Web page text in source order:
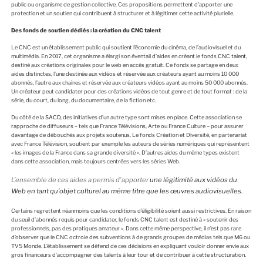
public ou organisme de gestion collective. Ces propositions permettent d’apporter une
protection et un soutien qui contribuent à structurer et à légitimer cette activité plurielle.
Des fonds de soutien dédiés : la création du CNC talent
Le CNC est un établissement public qui soutient l’économie du cinéma, de l’audiovisuel et du
multimédia. En 2017, cet organisme a élargi son éventail d’aides en créant le fondsCNC talent,
destiné aux créations originales pour le web en accès gratuit. Ce fonds se partage en deux
aides distinctes, l’une destinée aux vidéos et réservée aux créateurs ayant au moins 10 000
abonnés, l’autre aux chaînes et réservée aux créateurs vidéos ayant au moins 50 000 abonnés.
Un créateur peut candidater pour des créations vidéos de tout genre et de tout format : de la
série, du court, du long, du documentaire, de la fiction etc.
Du côté de laSACD, des initiatives d’un autre type sont mises en place. Cette association se
rapproche de diffuseurs – tels que France Télévisions, Arte ou France Culture – pour assurer
davantage de débouchés aux projets soutenus. Le fonds Création et Diversité, en partenariat
avec France Télévision, soutient par exemple les auteurs de séries numériques qui représentent
« les images de la France dans sa grande diversité ». D’autres aides du même types existent
dans cette association, mais toujours centrées vers les séries Web.
L’ensemble de ces aides a permis d’apporterune légitimité aux vidéos du
Web en tant qu’objet culturel au même titre que les œuvres audiovisuelles.
Certains regrettent néanmoins que les conditions d’éligibilité soient aussi restrictives. En raison
du seuil d’abonnés requis pour candidater, le fonds CNC talent est destiné à « soutenir des
professionnels, pas des pratiques amateur ». Dans cette même perspective, il n’est pas rare
d’observer que le CNC octroie des subventions à de grands groupes de médias tels que M6 ou
TV5 Monde. L’établissement se défend de ces décisions en expliquant vouloir donner envie aux
gros financeurs d’accompagner des talents à leur tour et de contribuer à cette structuration.